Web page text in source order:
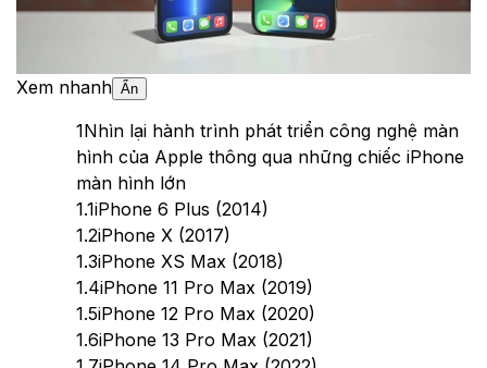
Xem nhanh Ẩn
1Nhìn lại hành trình phát triển công nghệ màn
hình của Apple thông qua những chiếc iPhone
màn hình lớn
1.1iPhone 6 Plus (2014)
1.2iPhone X (2017)
1.3iPhone XS Max (2018)
1.4iPhone 11 Pro Max (2019)
1.5iPhone 12 Pro Max (2020)
1.6iPhone 13 Pro Max (2021)